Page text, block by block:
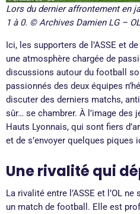
Lors du dernier affrontement en
1 à 0. © Archives Damien LG – OL
Ici, les supporters de l’ASSE et
une atmosphère chargée de
discussions autour du football
passionnés des deux équipes
discuter des derniers matchs,
sûr… se chambrer. À l’image des
Hauts Lyonnais, qui sont fiers
et de s’envoyer quelques piques
Une rivalité qui
La rivalité entre l’ASSE et l’OL
un match de football. Elle est